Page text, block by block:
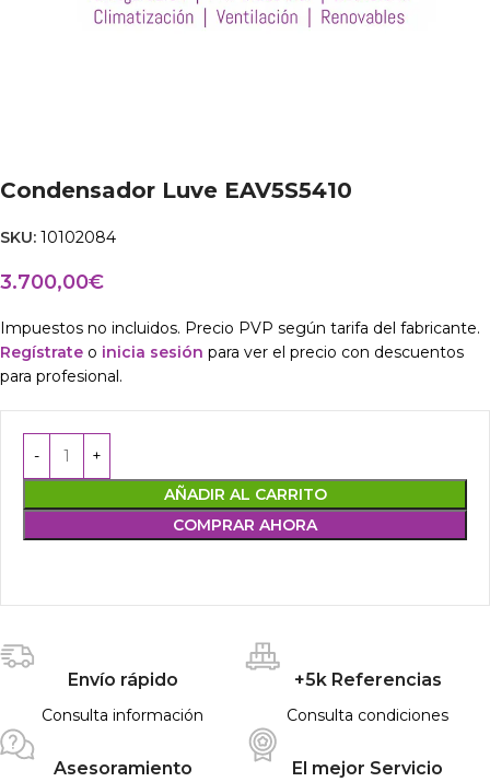
Condensador Luve EAV5S5410
SKU: 10102084
3.700,00€
Impuestos no incluidos. Precio PVP según tarifa del fabricante.
Regístrate o inicia sesión para ver el precio con descuentos
para profesional.
AÑADIR AL CARRITO
COMPRAR AHORA
Envío rápido
Consulta información
+5k Referencias
Consulta condiciones
Asesoramiento El mejor Servicio